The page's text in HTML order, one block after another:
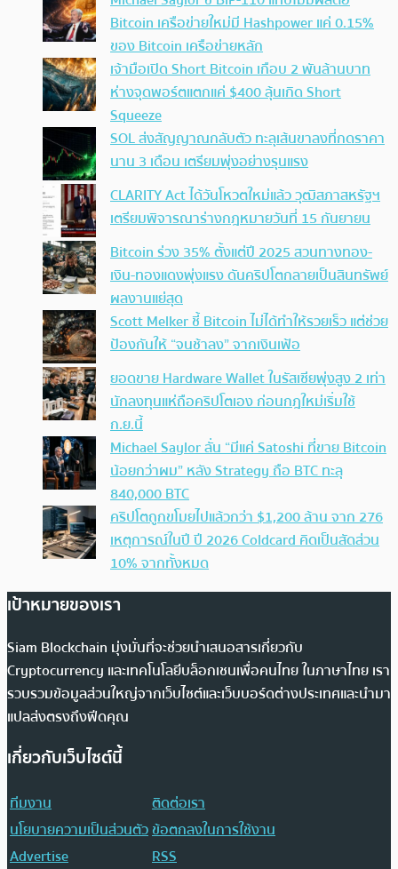
Bitcoin เครือข่ายใหม่มี Hashpower แค่ 0.15%
ของ Bitcoin เครือข่ายหลัก
เจ้ามือเปิด Short Bitcoin เกือบ 2 พันล้านบาท
ห่างจุดพอร์ตแตกแค่ $400 ลุ้นเกิด Short
Squeeze
SOL ส่งสัญญาณกลับตัว ทะลุเส้นขาลงที่กดราคา
นาน 3 เดือน เตรียมพุ่งอย่างรุนแรง
CLARITY Act ได้วันโหวตใหม่แล้ว วุฒิสภาสหรัฐฯ
เตรียมพิจารณาร่างกฎหมายวันที่ 15 กันยายน
Bitcoin ร่วง 35% ตั้งแต่ปี 2025 สวนทางทอง-
เงิน-ทองแดงพุ่งแรง ดันคริปโตกลายเป็นสินทรัพย์
ผลงานแย่สุด
Scott Melker ชี้ Bitcoin ไม่ได้ทำให้รวยเร็ว แต่ช่วย
ป้องกันให้ “จนช้าลง” จากเงินเฟ้อ
ยอดขาย Hardware Wallet ในรัสเซียพุ่งสูง 2 เท่า
นักลงทุนแห่ถือคริปโตเอง ก่อนกฎใหม่เริ่มใช้
ก.ย.นี้
Michael Saylor ลั่น “มีแค่ Satoshi ที่ขาย Bitcoin
น้อยกว่าผม” หลัง Strategy ถือ BTC ทะลุ
840,000 BTC
คริปโตถูกขโมยไปแล้วกว่า $1,200 ล้าน จาก 276
เหตุการณ์ในปี ปี 2026 Coldcard คิดเป็นสัดส่วน
10% จากทั้งหมด
เป้าหมายของเรา
Siam Blockchain มุ่งมั่นที่จะช่วยนำเสนอสารเกี่ยวกับ
Cryptocurrency และเทคโนโลยีบล็อกเชนเพื่อคนไทย ในภาษาไทย เรา
รวบรวมข้อมูลส่วนใหญ่จากเว็บไซต์และเว็บบอร์ดต่างประเทศและนำมา
แปลส่งตรงถึงฟีดคุณ
เกี่ยวกับเว็บไซต์นี้
ทีมงาน
ติดต่อเรา
นโยบายความเป็นส่วนตัวข้อตกลงในการใช้งาน
Advertise
RSS